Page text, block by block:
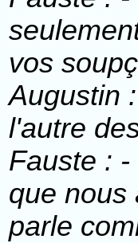
vos
Augustin
l'autre
Fauste :
que nous
parle